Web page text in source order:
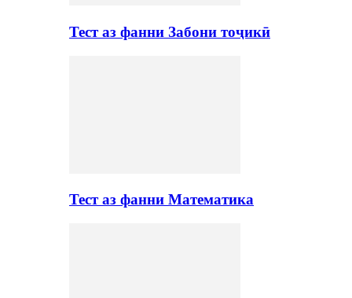
Тест аз фанни Забони тоҷикӣ
Тест аз фанни Математика